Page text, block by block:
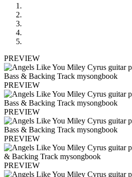
PREVIEW
PREVIEW
PREVIEW
PREVIEW
PREVIEW